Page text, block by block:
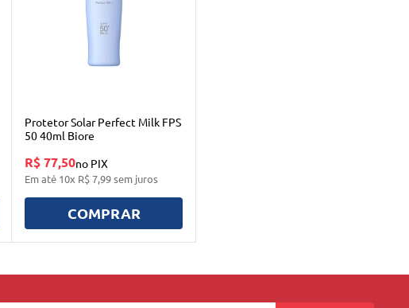
Protetor Solar Perfect Milk FPS
50 40ml Biore
R$ 77,50no PIX
Em até 10x R$7,99sem juros
COMPRAR